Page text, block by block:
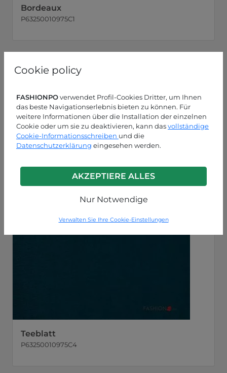
Cookie policy
FASHIONPOverwendet Profil-Cookies Dritter, um Ihnen
das beste Navigationserlebnis bieten zu können. Für
weitere Informationen über die Installation der einzelnen
Cookie oder um sie zu deaktivieren, kann dasvollständige
Cookie-Informationsschreiben und die
Datenschutzerklärung eingesehen werden.
AKZEPTIERE ALLES
Nur Notwendige
Verwalten Sie Ihre Cookie-Einstellungen
Bordeaux
P63250010975C1
Teeblatt
P63250010975C4